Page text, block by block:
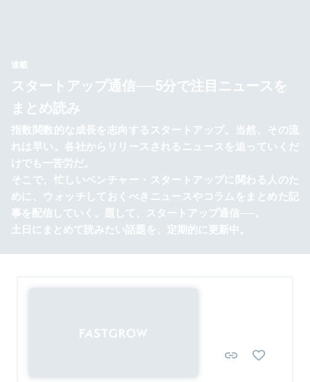
連載
スタートアップ通信──5分で注目ニュースを
まとめ読み
指数関数的な成長を志向するスタートアップ。当然、その流
れは早い。各社からリリースされるニュースを追っていくだ
けでも一苦労だ。
そこで、忙しいベンチャー・スタートアップに関わる人のた
めに、ウォッチしておくべきニュースやコラムをまとめた記
事を配信していく。題して、スタートアップ通信──。
土日にまとめて読みたい話題を、定期的に更新中。